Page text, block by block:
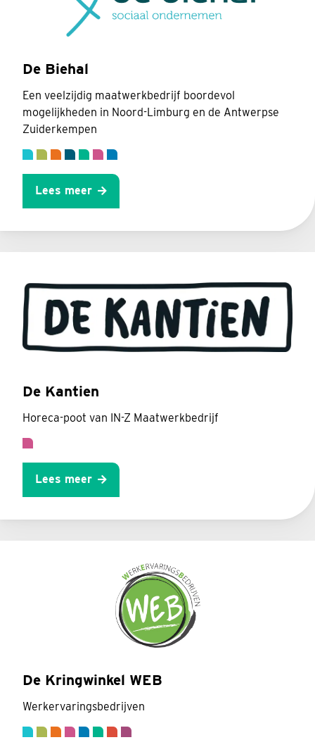
De Biehal
Een veelzijdig maatwerkbedrijf boordevol
mogelijkheden in Noord-Limburg en de Antwerpse
Zuiderkempen
Lees meer
De Kantien
Horeca-poot van IN-Z Maatwerkbedrijf
Lees meer
De Kringwinkel WEB
Werkervaringsbedrijven